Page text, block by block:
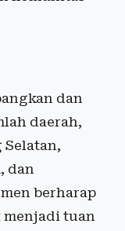
dan
daerah,
Selatan,
dan
berharap
menjadi tuan